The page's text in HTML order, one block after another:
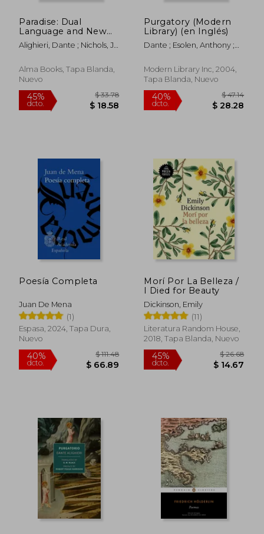
45%
dcto.
45%
dcto.
45% 15%
Paradise: Dual
Language and New
Verse Translation (en
Inglés)
Alighieri, Dante ; Nichols, J.
Alma Books, Tapa Blanda,
Nuevo
Purgatory (Modern
Library) (en Inglés)
Dante ; Esolen, Anthony ;
Modern Library Inc, 2004,
Tapa Blanda, Nuevo
Poesía Completa
Juan De Mena
(1)
Espasa, 2024, Tapa Dura,
Nuevo
Morí Por La Belleza /
I Died for Beauty
Dickinson, Emily
(11)
Literatura Random House,
2018, Tapa Blanda, Nuevo